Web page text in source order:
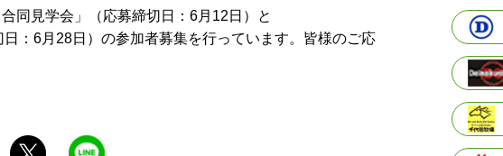
同見学会」（応募締切日： 6月 12 日）と
： 6月 28日）の参加者募集を行っています。皆様のご応